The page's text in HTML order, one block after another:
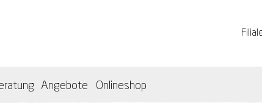
Angebote Onlineshop